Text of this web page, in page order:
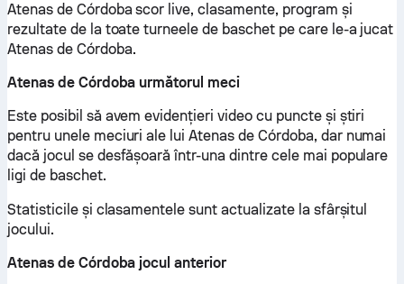
Atenas de Córdoba scor live, clasamente, program și
rezultate de la toate turneele de baschet pe care le-a jucat
Atenas de Córdoba.
Atenas de Córdoba următorul meci
Este posibil să avem evidențieri video cu puncte și știri
pentru unele meciuri ale lui Atenas de Córdoba, dar numai
dacă jocul se desfășoară într-una dintre cele mai populare
ligi de baschet.
Statisticile și clasamentele sunt actualizate la sfârșitul
jocului.
Atenas de Córdoba jocul anterior